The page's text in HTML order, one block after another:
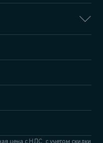
99
цена c НДС, с учетом скидки